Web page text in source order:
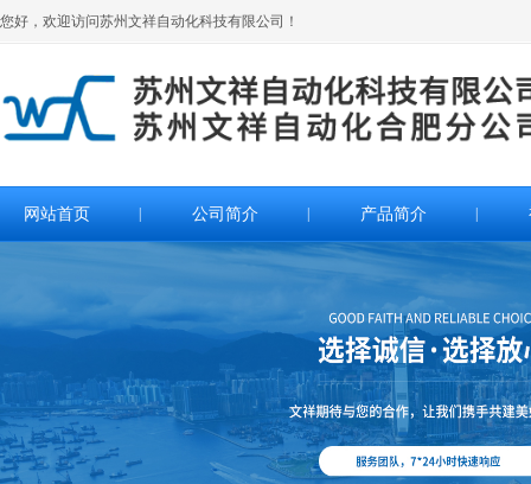
您好，欢迎访问苏州文祥自动化科技有限公司！
网站首页 公司简介 产品简介